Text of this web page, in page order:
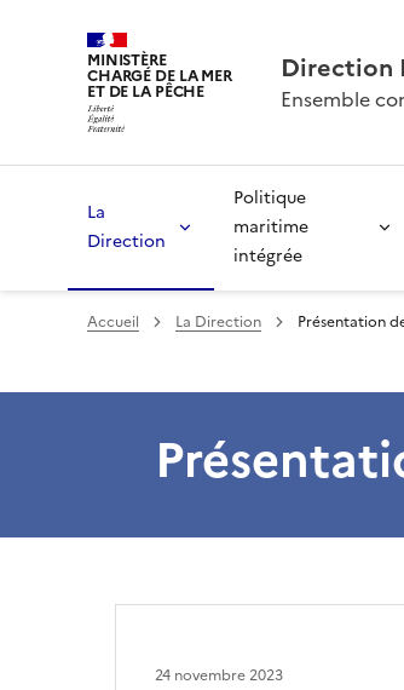
MINISTÈRE
CHARGÉ DE LA MER
ET DE LA PÊCHE
Direction
Ensemble
La
Direction
Politique
maritime
intégrée
Accueil La Direction Présentation
24 novembre 2023